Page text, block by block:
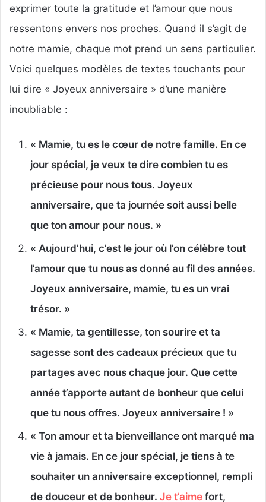
exprimer toute la gratitude et l’amour que nous
ressentons envers nos proches. Quand il s’agit de
notre mamie, chaque mot prend un sens particulier.
Voici quelques modèles de textes touchants pour
lui dire « Joyeux anniversaire » d’une manière
inoubliable :
« Mamie, tu es le cœur de notre famille. En ce
jour spécial, je veux te dire combien tu es
précieuse pour nous tous. Joyeux
anniversaire, que ta journée soit aussi belle
que ton amour pour nous. »
« Aujourd’hui, c’est le jour où l’on célèbre tout
l’amour que tu nous as donné au fil des années.
Joyeux anniversaire, mamie, tu es un vrai
trésor. »
« Mamie, ta gentillesse, ton sourire et ta
sagesse sont des cadeaux précieux que tu
partages avec nous chaque jour. Que cette
année t’apporte autant de bonheur que celui
que tu nous offres. Joyeux anniversaire ! »
« Ton amour et ta bienveillance ont marqué ma
vie à jamais. En ce jour spécial, je tiens à te
souhaiter un anniversaire exceptionnel, rempli
de douceur et de bonheur. Je t’aime fort,